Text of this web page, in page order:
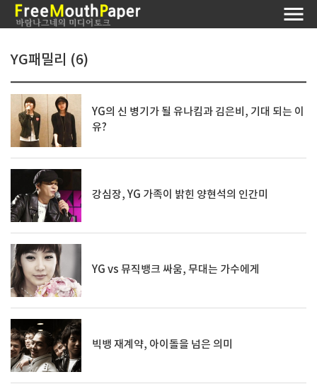
YG패밀리 (6)
YG의 신 병기가 될 유나킴과 김은비, 기대 되는 이
유?
강심장, YG 가족이 밝힌 양현석의 인간미
YG vs 뮤직뱅크 싸움, 무대는 가수에게
빅뱅 재계약, 아이돌을 넘은 의미